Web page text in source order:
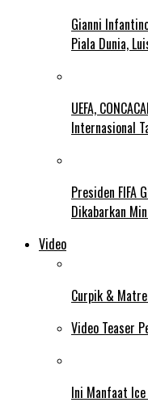
Gianni
Piala Dunia,
UEFA,
Internasional
Presiden FIFA
Dikabarkan
Video
Curpik &
Video Teaser
Ini Manfaat Ice